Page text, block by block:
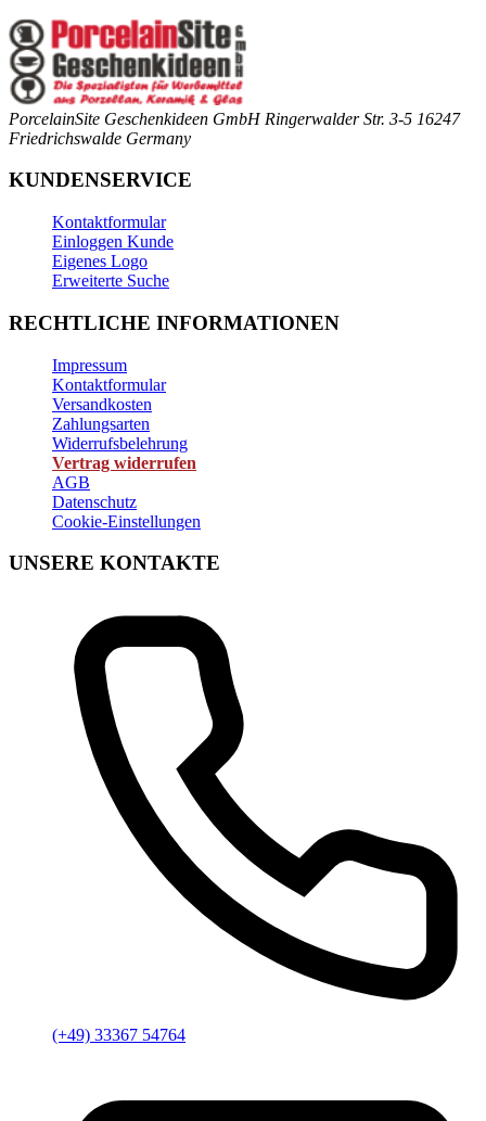
PorcelainSite Geschenkideen GmbH Ringerwalder Str. 3-5 16247
Friedrichswalde Germany
KUNDENSERVICE
Kontaktformular
Einloggen Kunde
Eigenes Logo
Erweiterte Suche
RECHTLICHE INFORMATIONEN
Impressum
Kontaktformular
Versandkosten
Zahlungsarten
Widerrufsbelehrung
Vertrag widerrufen
AGB
Datenschutz
Cookie-Einstellungen
UNSERE KONTAKTE
(+49) 33367 54764